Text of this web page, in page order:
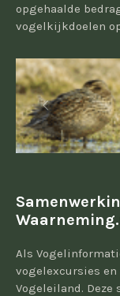
opgehaalde
vogelkijkdoelen
Als
vogelexcursies
Vogeleiland.